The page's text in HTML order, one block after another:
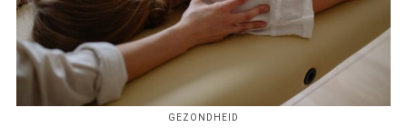
GEZONDHEID